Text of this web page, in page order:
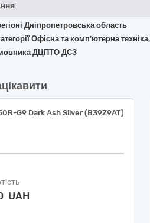
Дніпропетровська область
Офісна та комп’ютерна
ДЦПТО ДСЗ
G9 Dark Ash Silver (B39Z9AT)
UAH